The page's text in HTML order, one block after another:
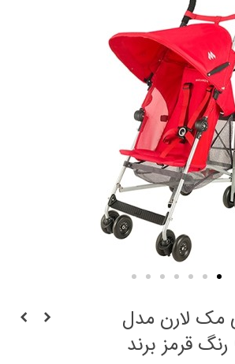
مک لارن مدل
Globetrotter رنگ قرمز برند